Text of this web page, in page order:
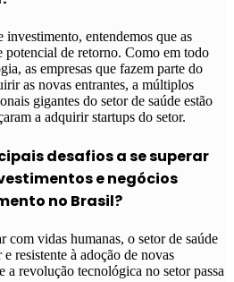
entendemos que as
potencial de retorno. Como em todo
as empresas que fazem parte do
as novas entrantes, a múltiplos
gigantes do setor de saúde estão
a adquirir startups do setor.
desafios a se superar
e negócios
no Brasil?
vidas humanas, o setor de saúde
resistente à adoção de novas
a revolução tecnológica no setor passa